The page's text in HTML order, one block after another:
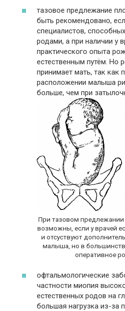
тазовое предлежание
быть рекомендовано,
специалистов,
родами, а при наличии у
практического опыта
естественным путём. Но
принимает мать, так как
расположении малыша
больше, чем при
При тазовом
возможны, если у врачей
и отсуствуют
малыша, но в
оперативное
офтальмологические
частности миопия
естественных родов на
большая нагрузка из-за